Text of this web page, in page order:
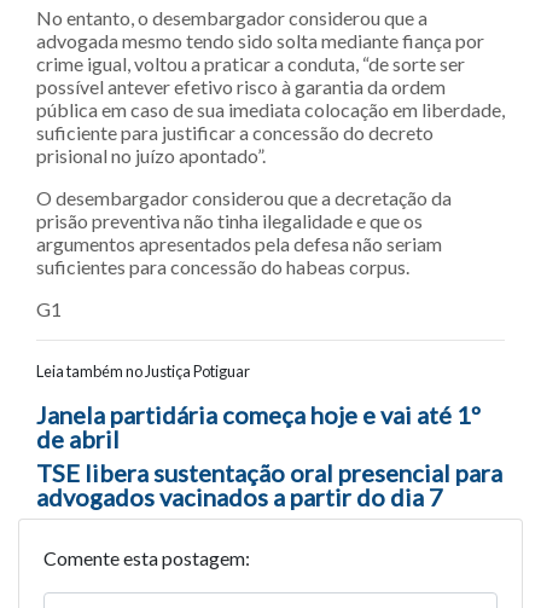
No entanto, o desembargador considerou que a
advogada mesmo tendo sido solta mediante fiança por
crime igual, voltou a praticar a conduta, “de sorte ser
possível antever efetivo risco à garantia da ordem
pública em caso de sua imediata colocação em liberdade,
suficiente para justificar a concessão do decreto
prisional no juízo apontado”.
O desembargador considerou que a decretação da
prisão preventiva não tinha ilegalidade e que os
argumentos apresentados pela defesa não seriam
suficientes para concessão do habeas corpus.
G1
Leia também no Justiça Potiguar
Navegação entre posts
Janela partidária começa hoje e vai até 1º
de abril
TSE libera sustentação oral presencial para
advogados vacinados a partir do dia 7
Comente esta postagem: